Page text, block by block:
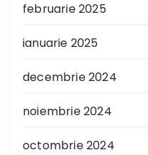
februarie 2025
ianuarie 2025
decembrie 2024
noiembrie 2024
octombrie 2024